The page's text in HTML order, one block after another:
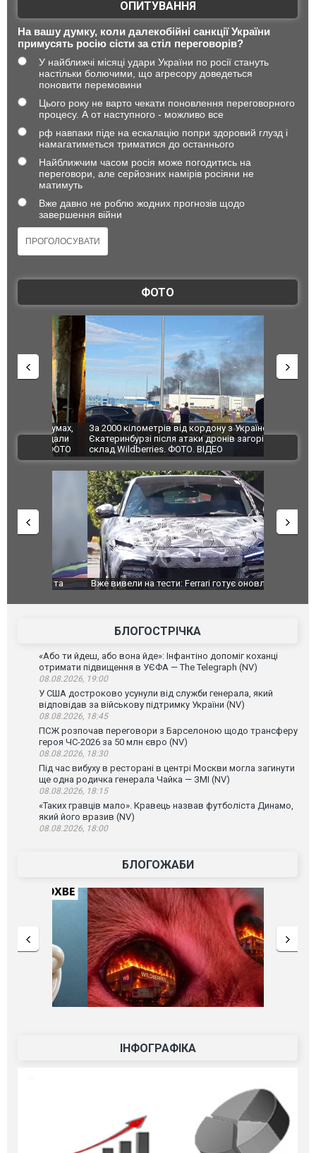
ОПИТУВАННЯ
На вашу думку, коли далекобійні санкції України
примусять росію сісти за стіл переговорів?
У найближчі місяці удари України по росії стануть
настільки болючими, що агресору доведеться
поновити перемовини
Цього року не варто чекати поновлення переговорного
процесу. А от наступного - можливо все
рф навпаки піде на ескалацію попри здоровий глузд і
намагатиметься триматися до останнього
Найближчим часом росія може погодитись на
переговори, але серйозних намірів росіяни не
матимуть
Вже давно не роблю жодних прогнозів щодо
завершення війни
ФОТО
За 2000 кілометрів від кордону з Україною: в
Єкатеринбурзі після атаки дронів загорівся
склад Wildberries. ФОТО. ВІДЕО
"Мої
ВІДЕО
Вже вивели на тести: Ferrari готує оновлення
Вийшов
фільму
БЛОГОСТРІЧКА
«Або ти йдеш, або вона йде»: Інфантіно допоміг коханці
отримати підвищення в УЄФА — The Telegraph (NV)
08.08.2026, 19:00
У США достроково усунули від служби генерала, який
відповідав за військову підтримку України (NV)
08.08.2026, 18:45
ПСЖ розпочав переговори з Барселоною щодо трансферу
героя ЧС-2026 за 50 млн євро (NV)
08.08.2026, 18:30
Під час вибуху в ресторані в центрі Москви могла загинути
ще одна родичка генерала Чайка — ЗМІ (NV)
08.08.2026, 18:15
«Таких гравців мало». Кравець назвав футболіста Динамо,
який його вразив (NV)
08.08.2026, 18:00
БЛОГОЖАБИ
ІНФОГРАФІКА